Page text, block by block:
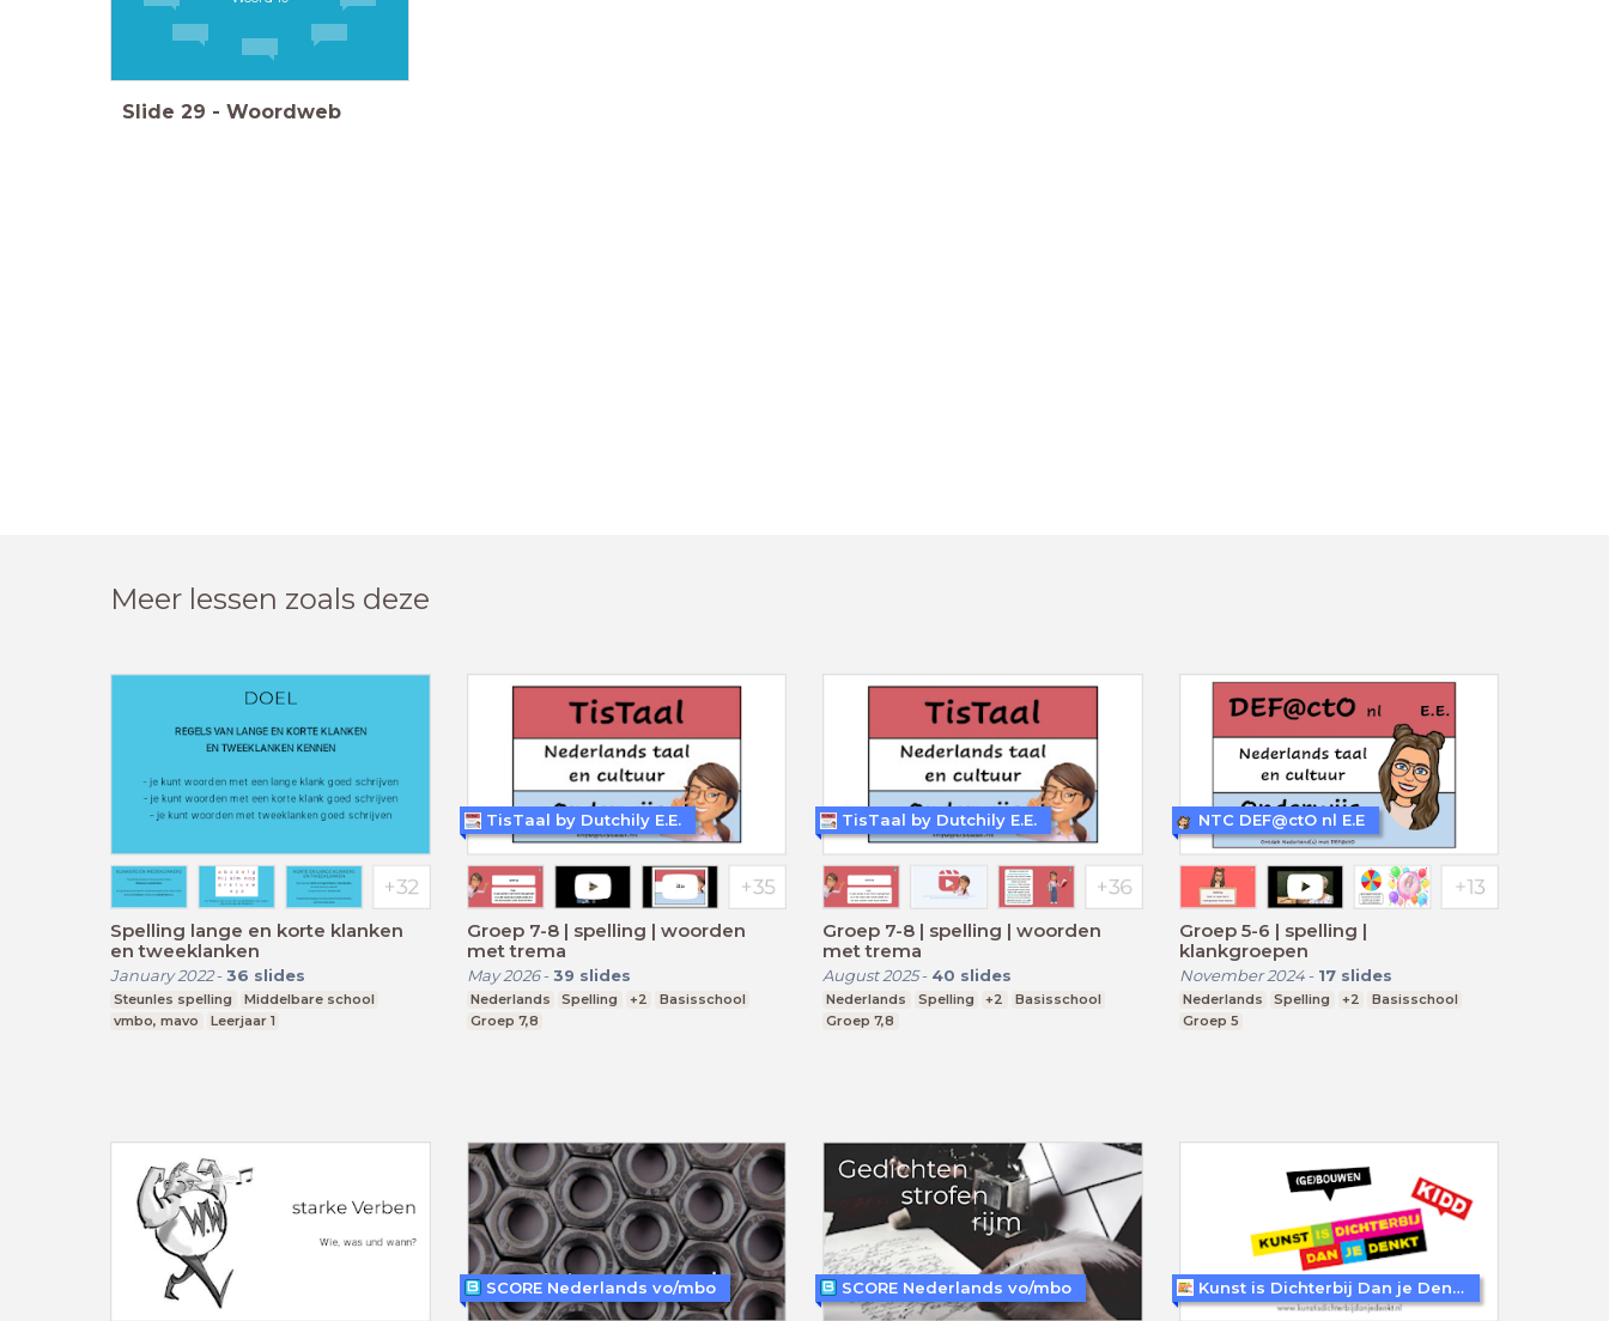
Slide 29 - Woordweb
Meer lessen zoals deze
Spelling lange en korte klanken
en tweeklanken
January 2022- 36 slides
Steunles spelling
Middelbare school
vmbo, mavo
Leerjaar 1
Groep 7-8 | spelling | woorden
met trema
May 2026- 39 slides
Nederlands Spelling +2
Basisschool
Groep 7,8
TisTaal by Dutchily E.E.
Groep 7-8 | spelling | woorden
met trema
August 2025- 40 slides
Nederlands Spelling +2
Basisschool
Groep 7,8
TisTaal by Dutchily E.E.
Groep 5-6 | spelling |
klankgroepen
November 2024- 17 slides
Nederlands Spelling +2
Basisschool
Groep 5
NTC DEF@ctO nl E.E
SCORE Nederlands vo/mbo SCORE Nederlands vo/mbo Kunst is Dichterbij Dan je Denkt (KIDD)